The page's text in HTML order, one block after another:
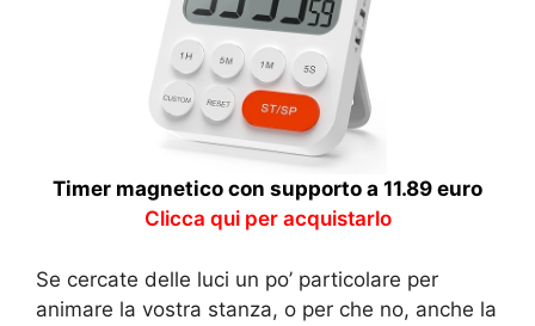
Timer magnetico con supporto a 11.89 euro
Clicca qui per acquistarlo
Se cercate delle luci un po’ particolare per
animare la vostra stanza, o per che no, anche la